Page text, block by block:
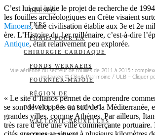
BELSPO
FNRS
FONDS POUR LA
CHIRURGIE CARDIAQUE
FONDS WERNAERS
FOURNIER-MAJOIE
RÉGION DE
BRUXELLES-CAPITALE
WALLONIE-BRUXELLES
C’est lui qui initie le projet de recherche de
les fouilles archéologiques en Crète visaient
Minoens, une civilisation établie aux 3e et 2e
ère. L’Histoire du 1er millénaire, c’est-à-dire
Antique, était relativement peu explorée.
Vue aérienne du secteur de fouilles de 2011 à 2015 :
restaurée © CReA-Patrimoine / ULB – Cliquer
« Le site d’Itanos permet de comprendre
se sont développées au sud de la Méditerranée,
grandes villes, comme Athènes. Par ailleurs,
très rare d’être une ville commerçante